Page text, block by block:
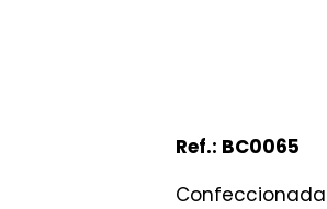
Ref.: BC0065